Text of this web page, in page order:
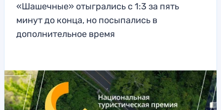
«Шашечные» отыгрались с 1:3 за пять
минут до конца, но посыпались в
дополнительное время